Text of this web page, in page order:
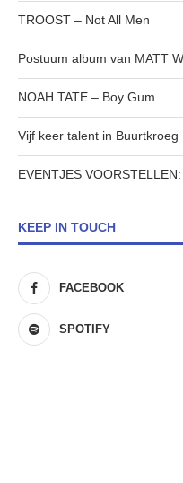
TROOST – Not All Men
Postuum album van MATT
NOAH TATE – Boy Gum
Vijf keer talent in Buurtkroeg
EVENTJES
KEEP IN TOUCH
FACEBOOK
SPOTIFY